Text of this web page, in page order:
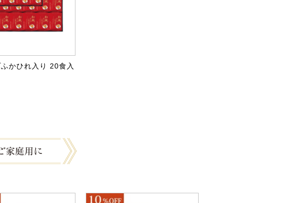
かひれ入り 20食入